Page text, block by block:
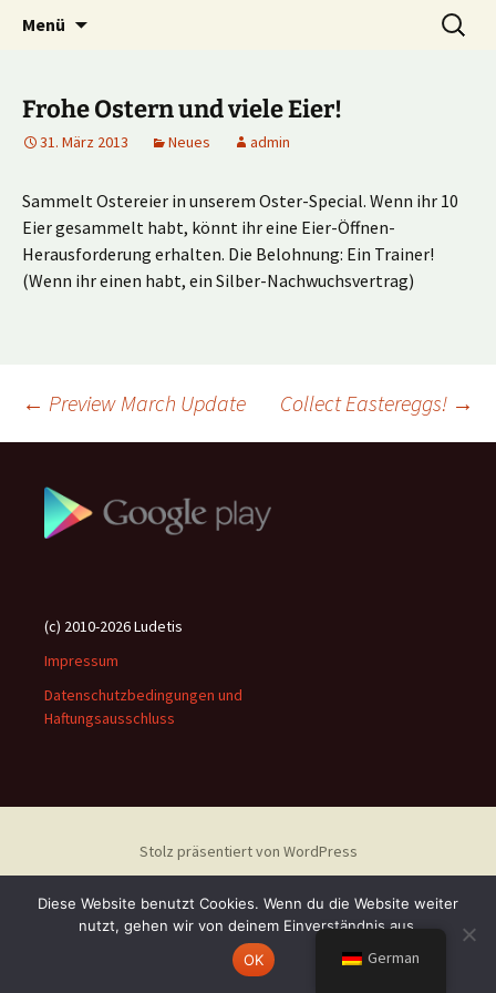
Kick it out!
Multiplayer Football Manager
Menü
Suche
nach:
Frohe Ostern und viele Eier!
31. März 2013 Neues admin
Sammelt Ostereier in unserem Oster-Special. Wenn ihr 10
Eier gesammelt habt, könnt ihr eine Eier-Öffnen-
Herausforderung erhalten. Die Belohnung: Ein Trainer!
(Wenn ihr einen habt, ein Silber-Nachwuchsvertrag)
Beitragsnavigation
← Preview March Update Collect Eastereggs! →
(c) 2010-2026 Ludetis
Impressum
Datenschutzbedingungen und
Haftungsausschluss
Stolz präsentiert von WordPress
German
Diese Website benutzt Cookies. Wenn du die Website weiter
nutzt, gehen wir von deinem Einverständnis aus.
OK